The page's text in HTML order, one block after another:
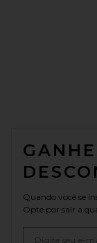
Quando você se
Opte por sair a